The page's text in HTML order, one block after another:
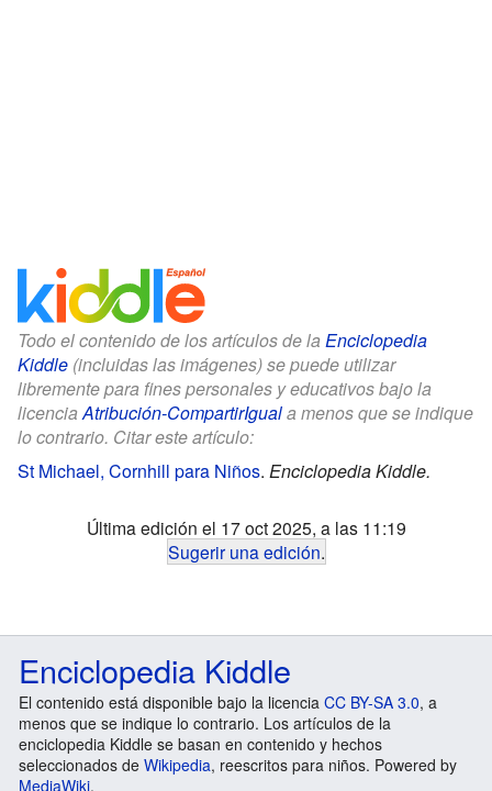
Todo el contenido de los artículos de la Enciclopedia
Kiddle (incluidas las imágenes) se puede utilizar
libremente para fines personales y educativos bajo la
licencia Atribución-CompartirIguala menos que se indique
lo contrario. Citar este artículo:
St Michael, Cornhill para Niños. Enciclopedia Kiddle.
Última edición el 17 oct 2025, a las 11:19
Sugerir una edición.
Enciclopedia Kiddle
El contenido está disponible bajo la licencia CC BY-SA 3.0, a
menos que se indique lo contrario. Los artículos de la
enciclopedia Kiddle se basan en contenido y hechos
seleccionados de Wikipedia, reescritos para niños. Powered by
MediaWiki.